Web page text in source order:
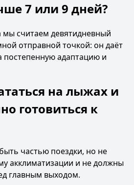
7 или 9 дней?
мы считаем девятидневный
отправной точкой: он даёт
адаптацию и
на лыжах и
готовиться к
частью поездки, но не
акклиматизации и не должны
главным выходом.